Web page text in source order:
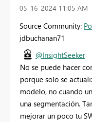
‎05-16-2024 11:05 AM
Source Community:
jdbuchanan71
@InsightSeeker
No se puede hacer
porque solo se
modelo, no cuando
una segmentación.
mejorar un poco tu